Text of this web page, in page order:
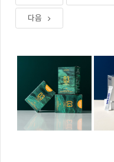
다음